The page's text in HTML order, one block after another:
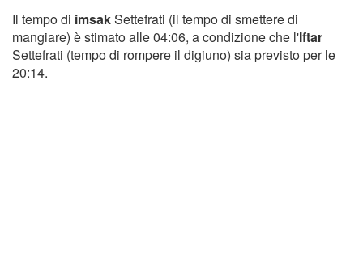
Il tempo di imsakSettefrati (il tempo di smettere di
mangiare) è stimato alle 04:06, a condizione che l'Iftar
Settefrati (tempo di rompere il digiuno) sia previsto per le
20:14.